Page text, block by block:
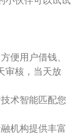
便用户借钱、
审核，当天放
术智能匹配您
机构提供丰富